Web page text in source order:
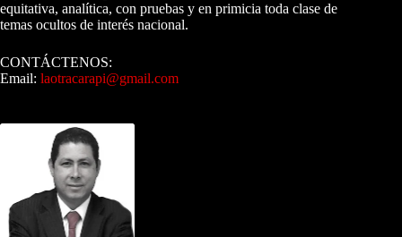
equitativa, analítica, con pruebas y en primicia toda clase de
temas ocultos de interés nacional.
CONTÁCTENOS:
Email: laotracarapi@gmail.com